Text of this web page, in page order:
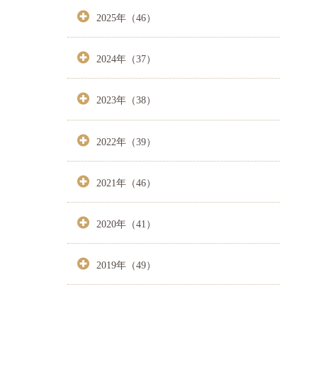
2025年（46）
2024年（37）
2023年（38）
2022年（39）
2021年（46）
2020年（41）
2019年（49）